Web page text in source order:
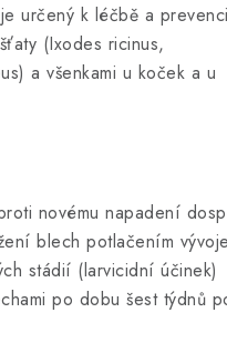
je určený k léčbě a prevenci
(Ixodes ricinus,
a všenkami u koček a u
novému napadení
blech potlačením vývoje
stádií (larvicidní účinek)
po dobu šest týdnů